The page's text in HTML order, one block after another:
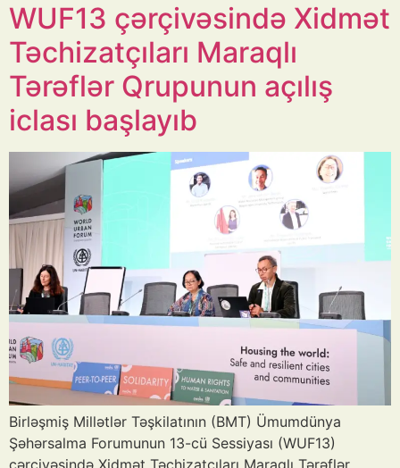
WUF13 çərçivəsində Xidmət
Təchizatçıları Maraqlı
Tərəflər Qrupunun açılış
iclası başlayıb
Birləşmiş Millətlər Təşkilatının (BMT) Ümumdünya
Şəhərsalma Forumunun 13-cü Sessiyası (WUF13)
çərçivəsində Xidmət Təchizatçıları Maraqlı Tərəflər